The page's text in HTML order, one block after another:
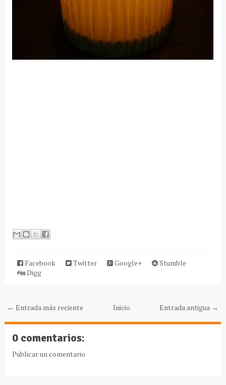
Facebook Twitter Google+
Stumble
Digg
← Entrada más reciente Entrada antigua →
Inicio
0 comentarios:
Publicar un comentario